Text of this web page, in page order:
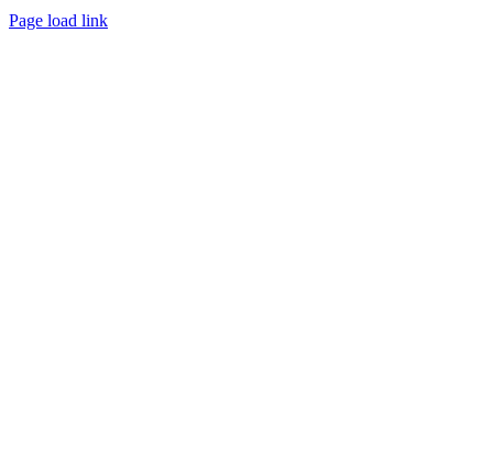
Page load link